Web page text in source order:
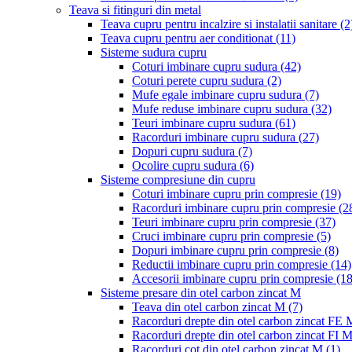
Teava si fitinguri din metal
Teava cupru pentru incalzire si instalatii sanitare
Teava cupru pentru aer conditionat (11)
Sisteme sudura cupru
Coturi imbinare cupru sudura (42)
Coturi perete cupru sudura (2)
Mufe egale imbinare cupru sudura (7)
Mufe reduse imbinare cupru sudura (32)
Teuri imbinare cupru sudura (61)
Racorduri imbinare cupru sudura (27)
Dopuri cupru sudura (7)
Ocolire cupru sudura (6)
Sisteme compresiune din cupru
Coturi imbinare cupru prin compresie (19)
Racorduri imbinare cupru prin compresie
Teuri imbinare cupru prin compresie (37)
Cruci imbinare cupru prin compresie (5)
Dopuri imbinare cupru prin compresie (8)
Reductii imbinare cupru prin compresie (14)
Accesorii imbinare cupru prin compresie
Sisteme presare din otel carbon zincat M
Teava din otel carbon zincat M (7)
Racorduri drepte din otel carbon zincat FE
Racorduri drepte din otel carbon zincat FI M
Racorduri cot din otel carbon zincat M (1)